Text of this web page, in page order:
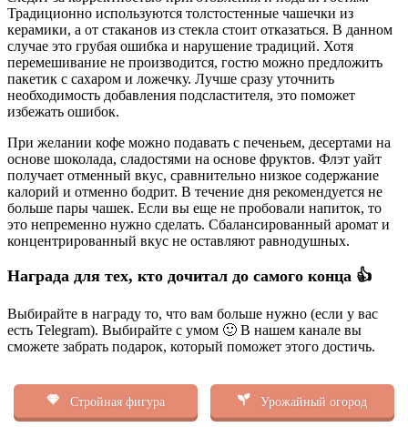
Традиционно используются толстостенные чашечки из
керамики, а от стаканов из стекла стоит отказаться. В данном
случае это грубая ошибка и нарушение традиций. Хотя
перемешивание не производится, гостю можно предложить
пакетик с сахаром и ложечку. Лучше сразу уточнить
необходимость добавления подсластителя, это поможет
избежать ошибок.
При желании кофе можно подавать с печеньем, десертами на
основе шоколада, сладостями на основе фруктов. Флэт уайт
получает отменный вкус, сравнительно низкое содержание
калорий и отменно бодрит. В течение дня рекомендуется не
больше пары чашек. Если вы еще не пробовали напиток, то
это непременно нужно сделать. Сбалансированный аромат и
концентрированный вкус не оставляют равнодушных.
Награда для тех, кто дочитал до самого конца 👍
Выбирайте в награду то, что вам больше нужно (если у вас
есть Telegram). Выбирайте с умом 🙂 В нашем канале вы
сможете забрать подарок, который поможет этого достичь.
Стройная фигура Урожайный огород